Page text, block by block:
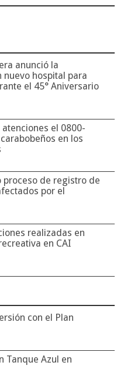
anunció la
nuevo hospital para
el 45° Aniversario
el 0800-
en los
proceso de registro de
por el
realizadas en
en CAI
con el Plan
Tanque Azul en